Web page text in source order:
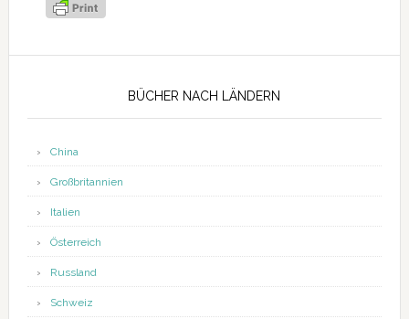
BÜCHER NACH LÄNDERN
China
Großbritannien
Italien
Österreich
Russland
Schweiz